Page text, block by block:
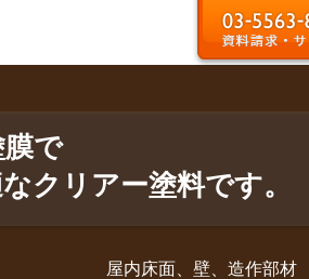
で
クリアー塗料です。
屋内床面、壁、造作部材